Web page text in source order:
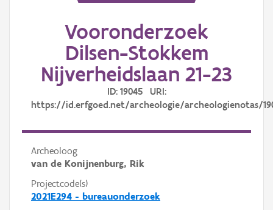
Vooronderzoek
Dilsen-Stokkem
Nijverheidslaan 21-23
ID: 19045 URI:
https://id.erfgoed.net/archeologie/archeologienotas/
Archeoloog
van de Konijnenburg, Rik
Projectcode(s)
2021E294 - bureauonderzoek